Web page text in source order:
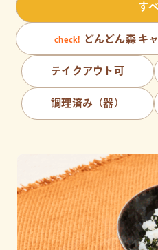
す
どんどん森 キ
テイクアウト可
調理済み（器）